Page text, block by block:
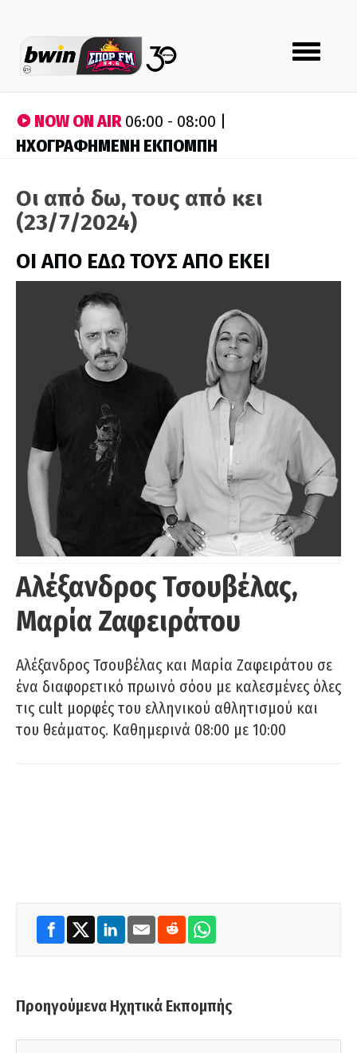
Toggle
navigation
NOW ON AIR06:00 - 08:00 |
ΗΧΟΓΡΑΦΗΜΕΝΗ ΕΚΠΟΜΠΗ
Οι από δω, τους από κει
(23/7/2024)
ΟΙ ΑΠΟ ΕΔΩ ΤΟΥΣ ΑΠΟ ΕΚΕΙ
Αλέξανδρος Τσουβέλας,
Μαρία Ζαφειράτου
Αλέξανδρος Τσουβέλας και Μαρία Ζαφειράτου σε
ένα διαφορετικό πρωινό σόου με καλεσμένες όλες
τις cult μορφές του ελληνικού αθλητισμού και
του θεάματος. Καθημερινά 08:00 με 10:00
Προηγούμενα Ηχητικά Εκπομπής